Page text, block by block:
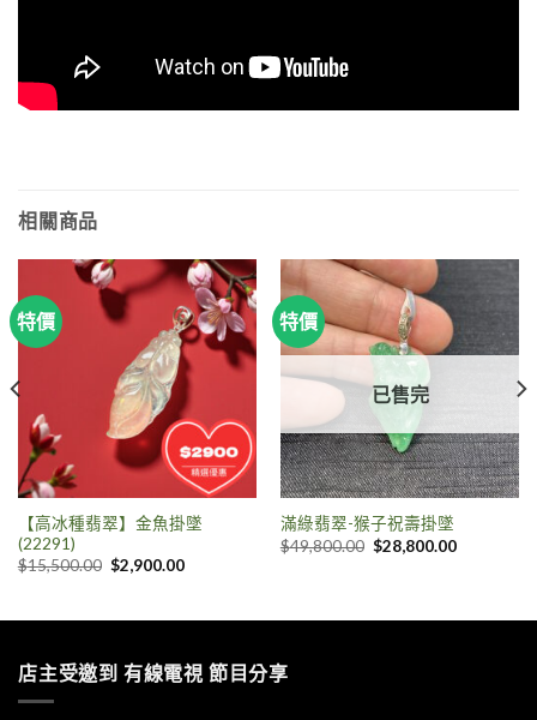
相關商品
特價
【高冰種翡翠】金魚掛墜
(22291)
$15,500.00 $2,900.00
特價
已售完
滿綠翡翠-猴子祝壽掛墜
$49,800.00 $28,800.00
店主受邀到 有線電視 節目分享